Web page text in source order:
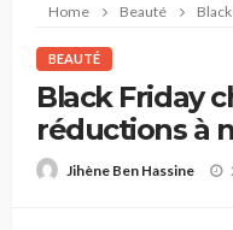
Home Beauté Black
BEAUTÉ
Black Friday
réductions à
Jihène Ben Hassine